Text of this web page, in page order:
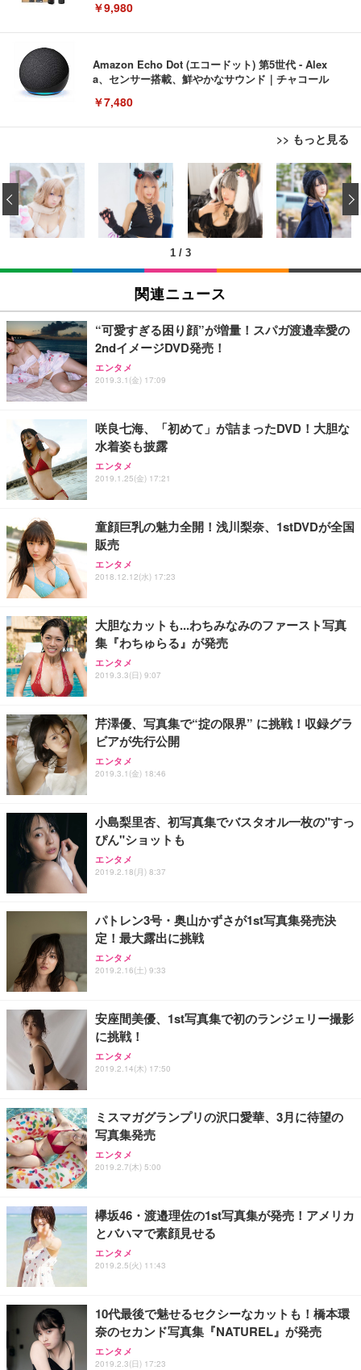
￥9,980
Amazon Echo Dot (エコードット) 第5世代 - Alex
a、センサー搭載、鮮やかなサウンド｜チャコール
￥7,480
>> もっと見る
[EdoErgo] オフィスチェア 椅子 テレワーク 疲れな
い 跳ね上げ式アームレスト コンパクト 約105度ロッ
キング pc 事務椅子 360度回転 座面昇降 強化ナイロ
ン樹脂ベース 通気性メッシュ 在宅ワーク H-WY01
(黒網+黒枠+黒足)
￥5,699
SIHOO B100 オフィスチェア／デスクチェア メッシ
ュチェア 人間工学 疲れない ブラック
￥27,999
ワーク チェア 強化バックレスト 30度ロッキング機
能 人間工学 椅子 腰サポート 90度跳ね上げ式アーム
務用 おしゃれ パソコンチェア (ブラック)
Sezlife オフィスチェア デスクチェア 疲れない テレ
ワーク チェア 強化バックレスト 30度ロッキング機
能 人間工学 椅子 腰サポート 90度跳ね上げ式アーム
務用 おしゃれ パソコンチェア (ホワイト)
ANDWINT オフィスチェア デスクチェア 肘なし メ
ッシュ 通気性 ランバーサポート付き 腰サポート ガ
ス圧無段階昇降 360度回転 キャスター付き コンパク
EIZO ビジネス向けプレミアムモニター | FlexScan
EV3240X-WT | 31.5型4K UHD・USB Type-C・ホワ
￥105,595
EIZO ビジネス向けプレミアムモニター | FlexScan
￥109,572
【純正品】27"ゲーミングモニター DualSense 充電
フック付き（CFI-ZDM1J）
【整備済み品】Dell E2724HS 27インチ 液晶モニタ
ー フルHD（1920×1080）VA 非光沢 HDMI/DisplayP
ort/VGA スピーカー内蔵 高さ調整 スイベル VESA対
【MiniLED/24.5inch/280Hz/FHD】GRAPHT THE S
HOOTER Gaming Monitor 24” Essential ゲーミン
グモニター QD 24.5インチ 1ms FHD 量子ドット 残
Amazonベーシック ペットシーツ 薄型 レギュラー 1
回使い捨て 無香料 ホワイト 300枚
￥3,373
Amazonベーシック ペットシーツ 厚型 ワイド 42枚
x2袋(84枚) ホワイト(吸収面:ライトブルー)
￥3,234
ネオ・ルーライフ ネオ・オムツ L 中型犬用 26枚入
り 単品
Smart Basic(スマートベーシック) 【Amazon.co.jp
限定】 Smart Basic アイリスオーヤマ ペットシーツ
超厚型 お徳用 ワイド 100枚入 (x 1) (ケース販売)
アイリスオーヤマ ペットシーツ 超厚型 お徳用 レギ
ュラー 200枚入【Amazon.co.jp限定】
1 / 3
‹
関連ニュース
“可愛すぎる困り顔”が増量！スパガ渡邉幸愛の
2ndイメージDVD発売！
エンタメ
2019.3.1(金) 17:09
咲良七海、「初めて」が詰まったDVD！大胆な
水着姿も披露
エンタメ
2019.1.25(金) 17:21
童顔巨乳の魅力全開！浅川梨奈、1stDVDが全国
販売
エンタメ
2018.12.12(水) 17:23
大胆なカットも...わちみなみのファースト写真
集『わちゅらる』が発売
エンタメ
2019.3.3(日) 9:07
芹澤優、写真集で“掟の限界” に挑戦！収録グラ
ビアが先行公開
エンタメ
2019.3.1(金) 18:46
小島梨里杏、初写真集でバスタオル一枚の"すっ
ぴん"ショットも
エンタメ
2019.2.18(月) 8:37
パトレン3号・奥山かずさが1st写真集発売決
定！最大露出に挑戦
エンタメ
2019.2.16(土) 9:33
安座間美優、1st写真集で初のランジェリー撮影
に挑戦！
エンタメ
2019.2.14(木) 17:50
ミスマガグランプリの沢口愛華、3月に待望の
写真集発売
エンタメ
2019.2.7(木) 5:00
欅坂46・渡邉理佐の1st写真集が発売！アメリカ
とバハマで素顔見せる
エンタメ
2019.2.5(火) 11:43
10代最後で魅せるセクシーなカットも！橋本環
奈のセカンド写真集『NATUREL』が発売
エンタメ
2019.2.3(日) 17:23